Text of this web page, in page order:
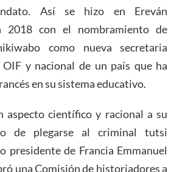
Así se hizo en Ereván
2018 con el nombramiento de
como nueva secretaria
OIF y nacional de un país que ha
en su sistema educativo.
aspecto científico y racional a su
de plegarse al criminal tutsi
presidente de Francia Emmanuel
una Comisión de historiadores a